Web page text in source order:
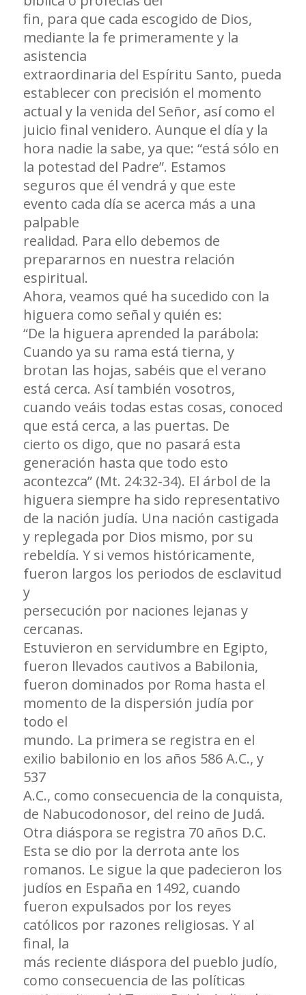
fin, para que cada escogido de Dios,
mediante la fe primeramente y la
asistencia
extraordinaria del Espíritu Santo, pueda
establecer con precisión el momento
actual y la venida del Señor, así como el
juicio final venidero. Aunque el día y la
hora nadie la sabe, ya que: “está sólo en
la potestad del Padre”. Estamos
seguros que él vendrá y que este
evento cada día se acerca más a una
palpable
realidad. Para ello debemos de
prepararnos en nuestra relación
espiritual.
Ahora, veamos qué ha sucedido con la
higuera como señal y quién es:
“De la higuera aprended la parábola:
Cuando ya su rama está tierna, y
brotan las hojas, sabéis que el verano
está cerca. Así también vosotros,
cuando veáis todas estas cosas, conoced
que está cerca, a las puertas. De
cierto os digo, que no pasará esta
generación hasta que todo esto
acontezca” (Mt. 24:32-34). El árbol de la
higuera siempre ha sido representativo
de la nación judía. Una nación castigada
y replegada por Dios mismo, por su
rebeldía. Y si vemos históricamente,
fueron largos los periodos de esclavitud
y
persecución por naciones lejanas y
cercanas.
Estuvieron en servidumbre en Egipto,
fueron llevados cautivos a Babilonia,
fueron dominados por Roma hasta el
momento de la dispersión judía por
todo el
mundo. La primera se registra en el
exilio babilonio en los años 586 A.C., y
537
A.C., como consecuencia de la conquista,
de Nabucodonosor, del reino de Judá.
Otra diáspora se registra 70 años D.C.
Esta se dio por la derrota ante los
romanos. Le sigue la que padecieron los
judíos en España en 1492, cuando
fueron expulsados por los reyes
católicos por razones religiosas. Y al
final, la
más reciente diáspora del pueblo judío,
como consecuencia de las políticas